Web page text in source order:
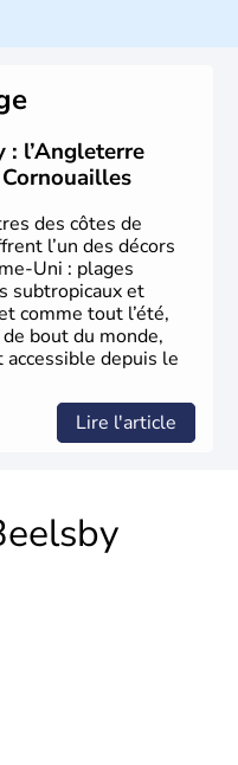
nations constitutives du
de plus de 50 millions
à elle seule, près de
Le pays s’est créé au
desAngles
Première démocratie
son développement à
: l’Angleterre
des côtes de
l’un des décors
Uni : plages
subtropicaux et
comme tout l’été,
bout du monde,
depuis le
Lire l'article